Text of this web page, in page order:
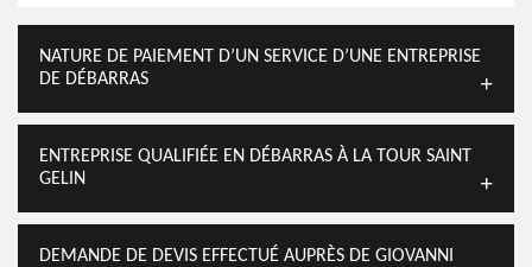
NATURE DE PAIEMENT D’UN SERVICE D’UNE ENTREPRISE
DE DÉBARRAS
ENTREPRISE QUALIFIÉE EN DÉBARRAS À LA TOUR SAINT
GELIN
DEMANDE DE DEVIS EFFECTUÉ AUPRÈS DE GIOVANNI